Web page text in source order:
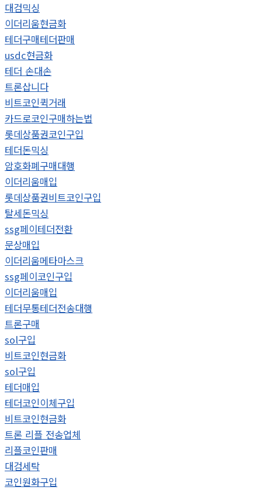
대검믹싱
이더리움현금화
테더구매테더판매
usdc현금화
테더 손대손
트론삽니다
비트코인퀵거래
카드로코인구매하는법
롯데상품권코인구입
테더돈믹싱
암호화폐구매대행
이더리움매입
롯데상품권비트코인구입
탈세돈믹싱
ssg페이테더전환
문상매입
이더리움메타마스크
ssg페이코인구입
이더리움매입
테더무통테더전송대행
트론구매
sol구입
비트코인현금화
sol구입
테더매입
테더코인이체구입
비트코인현금화
트론 리플 전송업체
리플코인판매
대검세탁
코인원화구입